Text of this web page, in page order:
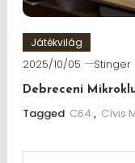
Játékvilág
2025/10/05 Stinger
Debreceni
Tagged C64 , Cívis